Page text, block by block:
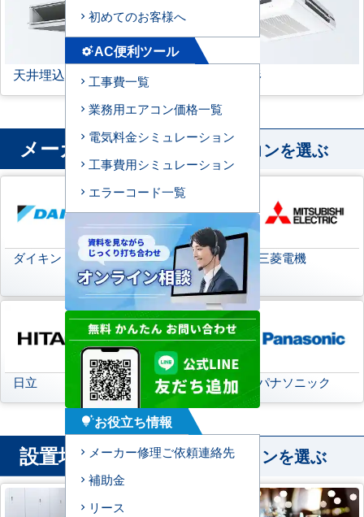
天井埋込ダクト形 天吊自在形
メーカー から業務用エアコンを選ぶ
ダイキン
日本キヤリア
(旧:東芝キヤリア)
三菱電機
日立 三菱重工 パナソニック
設置場所 から業務用エアコンを選ぶ
初めてのお客様へ
settings_suggestAC便利ツール
工事費一覧
業務用エアコン価格一覧
電気料金シミュレーション
工事費用シミュレーション
エラーコード一覧
tips_and_updatesお役立ち情報
メーカー修理ご依頼連絡先
補助金
リース